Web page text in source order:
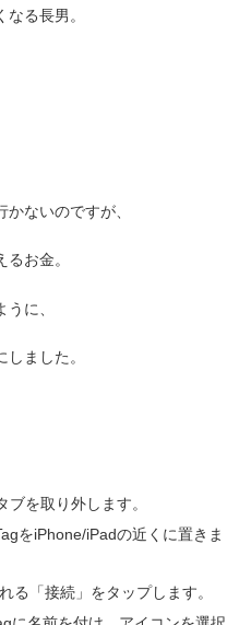
る長男。
ないのですが、
お金。
に、
ました。
を取り外します。
をiPhone/iPadの近くに置きま
る「接続」をタップします。